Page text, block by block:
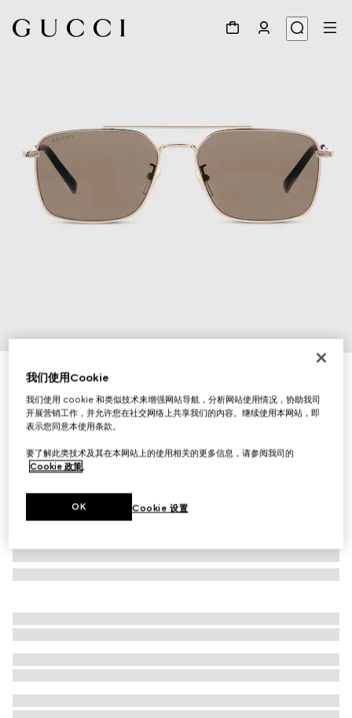
低鼻梁架贴合设计太阳眼镜
€ 350
相关款式浅金色
我们使用Cookie
我们使用 cookie 和类似技术来增强网站导航，分析网站使用情况，协助我司
开展营销工作，并允许您在社交网络上共享我们的内容。继续使用本网站，即
表示您同意本使用条款。
要了解此类技术及其在本网站上的使用相关的更多信息，请参阅我司的
Cookie 政策。
Cookie 设置
OK